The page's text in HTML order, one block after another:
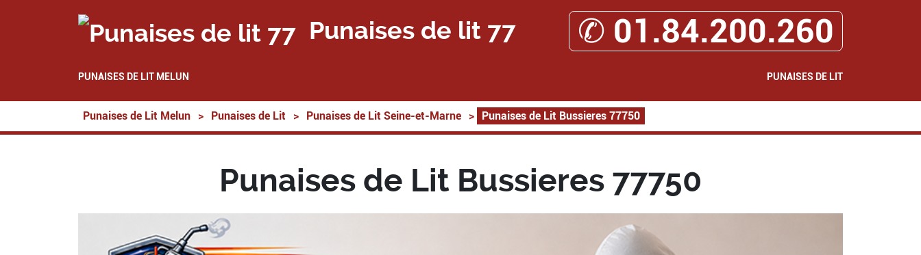
Punaises de lit 77 ✆ 01.84.200.260
PUNAISES DE LIT MELUN PUNAISES DE LIT
Punaises de Lit Melun > Punaises de Lit > Punaises de Lit Seine-et-Marne > Punaises de Lit Bussieres 77750
Punaises de Lit Bussieres 77750